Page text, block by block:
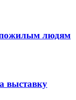
пожилым людям
выставку